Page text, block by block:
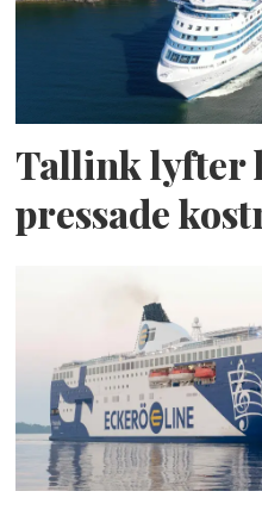
Tallink lyfter
pressade